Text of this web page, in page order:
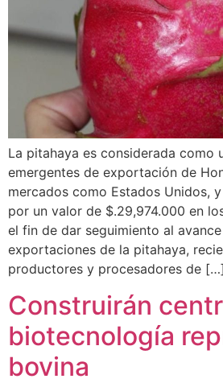
La pitahaya es considerada como
emergentes de exportación de
mercados como Estados Unidos,
por un valor de $.29,974.000 en
el fin de dar seguimiento al
exportaciones de la pitahaya,
productores y procesadores de […]
Construirán
biotecnología
bovina